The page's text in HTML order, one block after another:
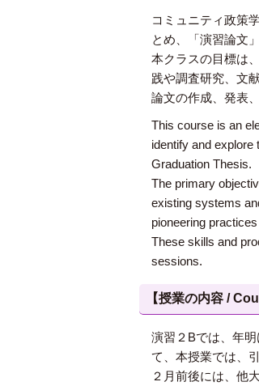
コミュニティ政策
とめ、「演習論文
本クラスの目標は
践や調査研究、文
論文の作成、発表
This course is an
identify and
Graduation Thesis.
The primary
existing systems
pioneering
These skills and
sessions.
【授業の内容 /
演習２Bでは、年
て、本授業では、
２月前後には、他